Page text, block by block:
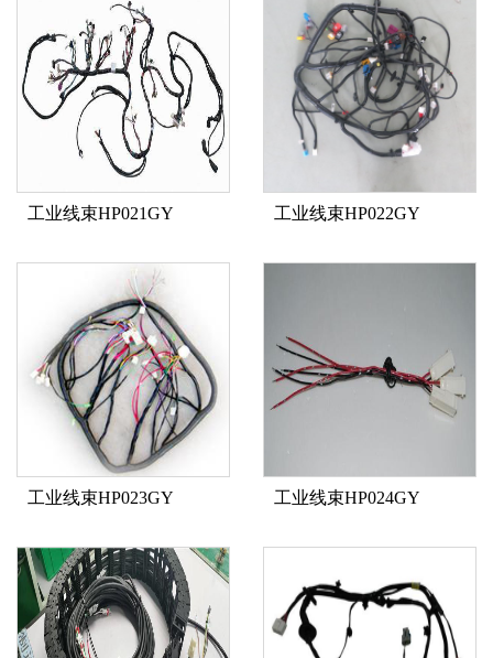
工业线束HP021GY 工业线束HP022GY
工业线束HP023GY 工业线束HP024GY